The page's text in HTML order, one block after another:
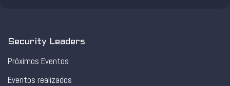
Security Leaders
Próximos Eventos
Eventos realizados